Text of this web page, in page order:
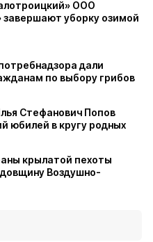
ООО
завершают уборку озимой
дали
по выбору грибов
Стефанович Попов
юбилей в кругу родных
крылатой пехоты
Воздушно-